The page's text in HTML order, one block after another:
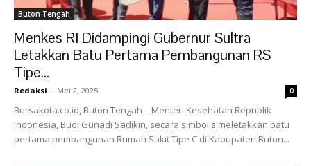
Buton Tengah
Menkes RI Didampingi Gubernur Sultra
Letakkan Batu Pertama Pembangunan RS
Tipe...
Redaksi - Mei 2, 2025 0
Bursakota.co.id, Buton Tengah – Menteri Kesehatan Republik
Indonesia, Budi Gunadi Sadikin, secara simbolis meletakkan batu
pertama pembangunan Rumah Sakit Tipe C di Kabupaten Buton...